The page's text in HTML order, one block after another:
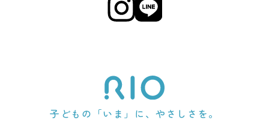
子どもの「いま」に、やさしさを。